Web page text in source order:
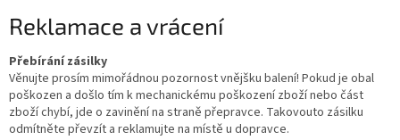
Reklamace a vrácení
Přebírání zásilky
Věnujte prosím mimořádnou pozornost vnějšku balení! Pokud je obal
poškozen a došlo tím k mechanickému poškození zboží nebo část
zboží chybí, jde o zavinění na straně přepravce. Takovouto zásilku
odmítněte převzít a reklamujte na místě u dopravce.